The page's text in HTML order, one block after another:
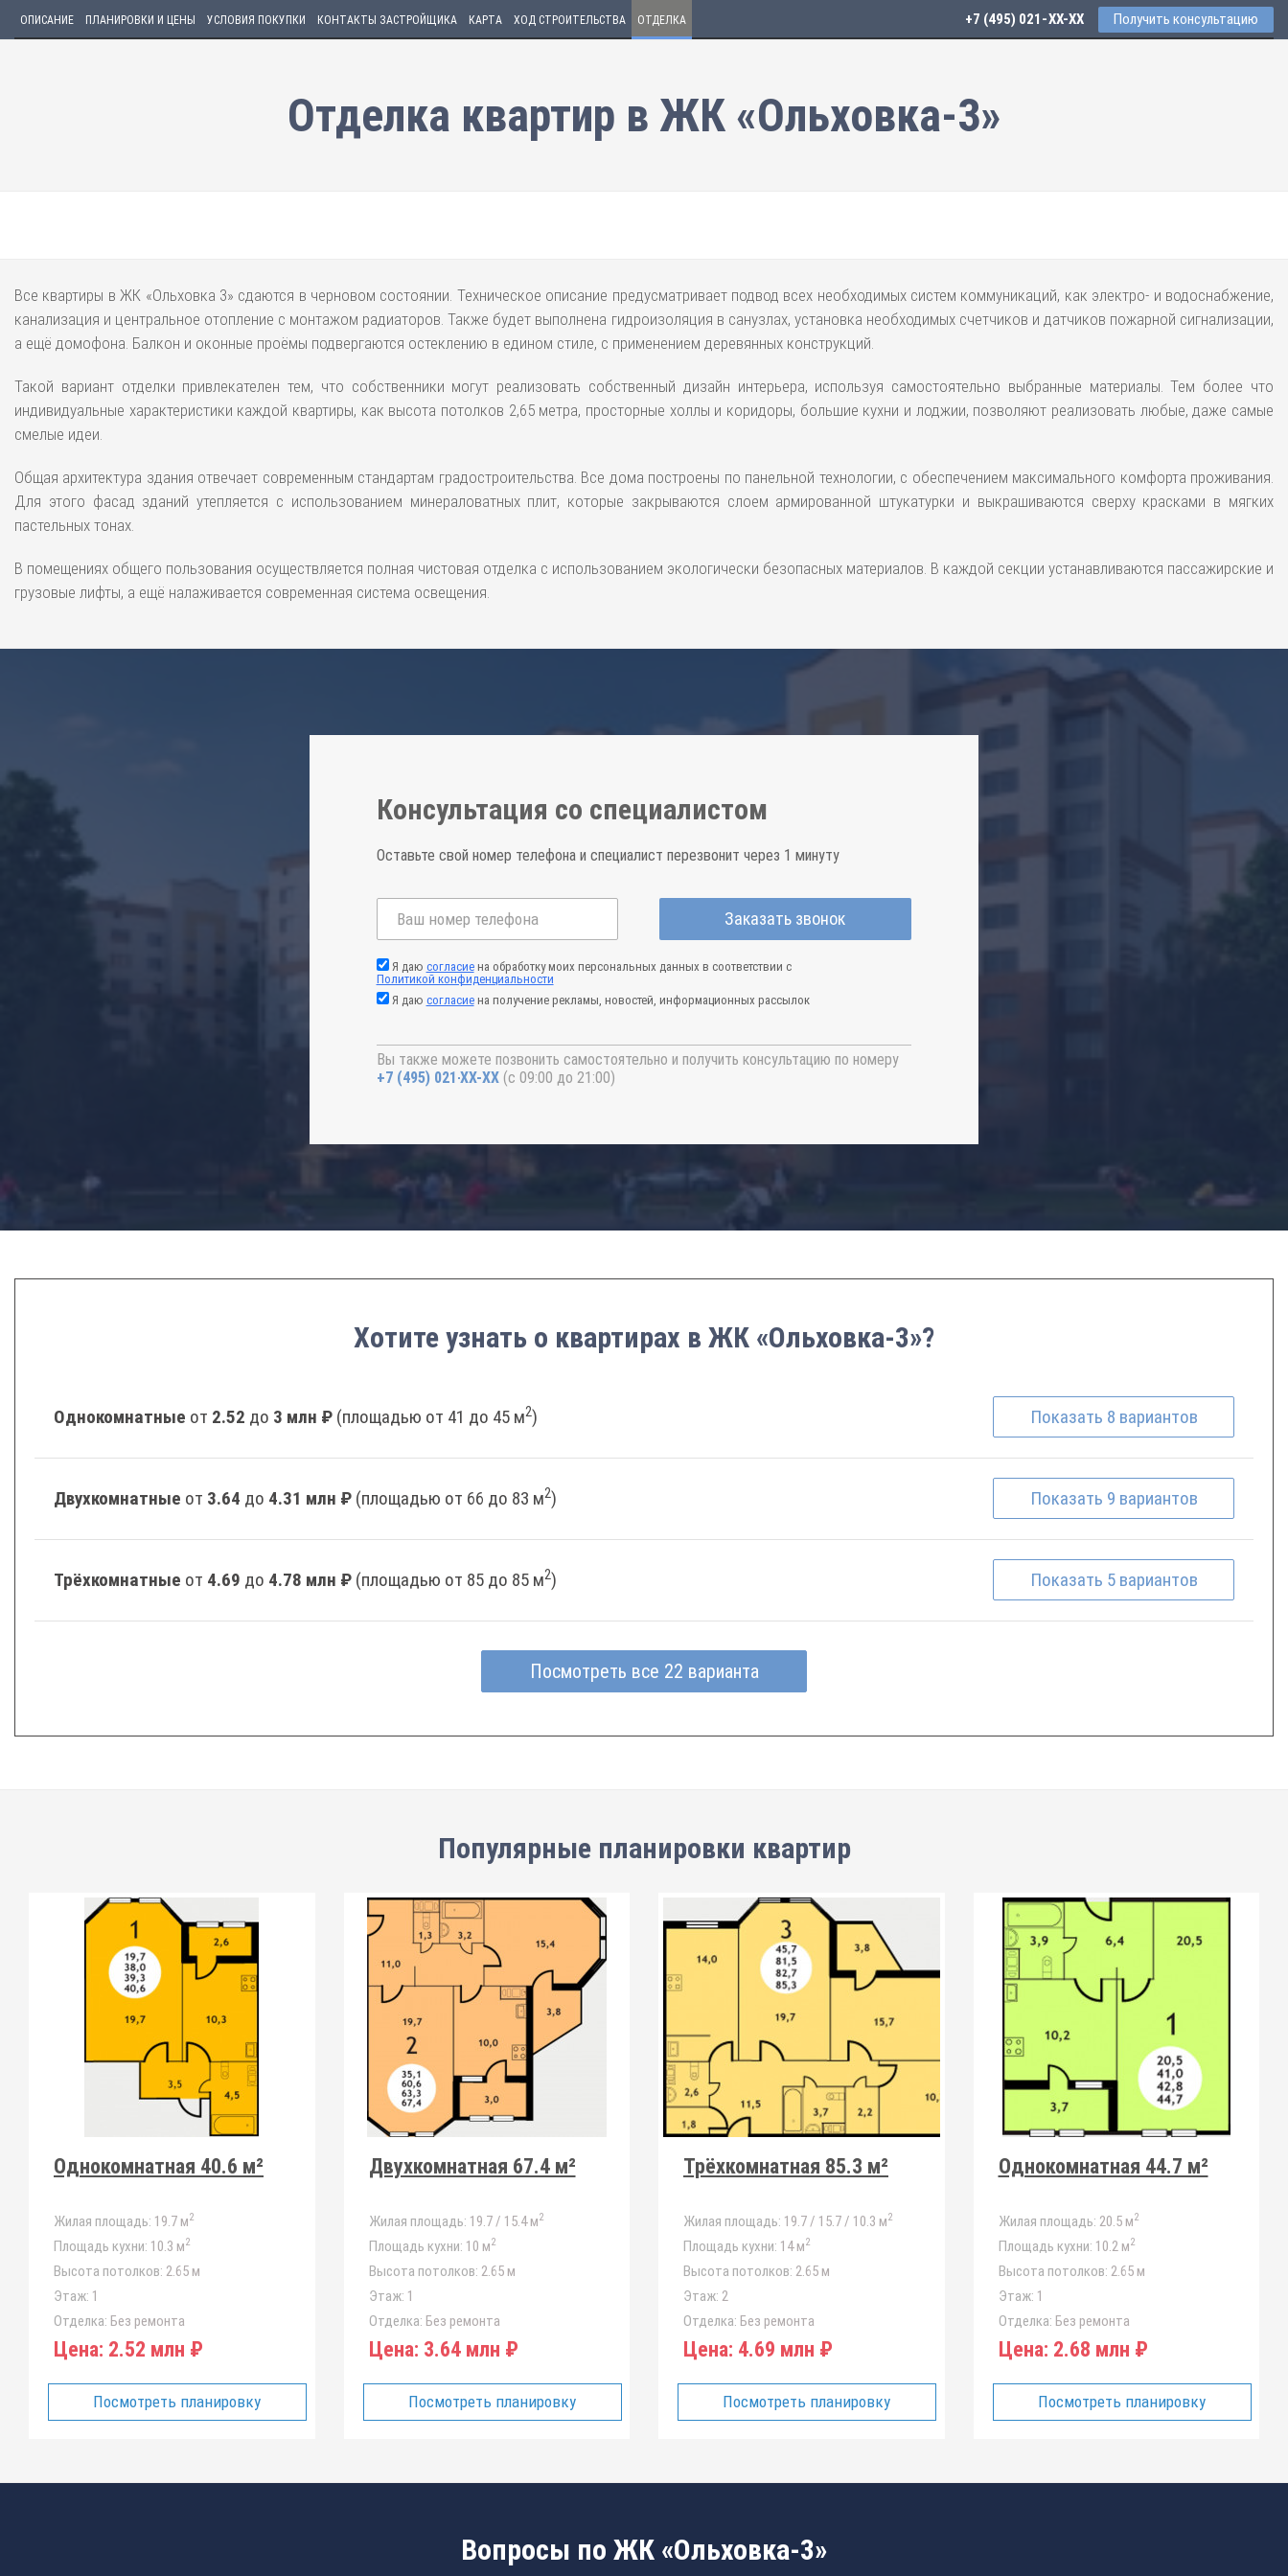
ОПИСАНИЕ ПЛАНИРОВКИ И ЦЕНЫ УСЛОВИЯ ПОКУПКИ КОНТАКТЫ ЗАСТРОЙЩИКА КАРТА ХОД СТРОИТЕЛЬСТВА ОТДЕЛКА +7 (495) 021-41-76 Получить консультацию
Отделка квартир в ЖК «Ольховка-3»
Все квартиры в ЖК «Ольховка 3» сдаются в черновом состоянии. Техническое описание предусматривает подвод всех необходимых систем коммуникаций, как электро- и водоснабжение,
канализация и центральное отопление с монтажом радиаторов. Также будет выполнена гидроизоляция в санузлах, установка необходимых счетчиков и датчиков пожарной сигнализации,
а ещё домофона. Балкон и оконные проёмы подвергаются остеклению в едином стиле, с применением деревянных конструкций.
Такой вариант отделки привлекателен тем, что собственники могут реализовать собственный дизайн интерьера, используя самостоятельно выбранные материалы. Тем более что
индивидуальные характеристики каждой квартиры, как высота потолков 2,65 метра, просторные холлы и коридоры, большие кухни и лоджии, позволяют реализовать любые, даже самые
смелые идеи.
Общая архитектура здания отвечает современным стандартам градостроительства. Все дома построены по панельной технологии, с обеспечением максимального комфорта проживания.
Для этого фасад зданий утепляется с использованием минераловатных плит, которые закрываются слоем армированной штукатурки и выкрашиваются сверху красками в мягких
пастельных тонах.
В помещениях общего пользования осуществляется полная чистовая отделка с использованием экологически безопасных материалов. В каждой секции устанавливаются пассажирские и
грузовые лифты, а ещё налаживается современная система освещения.
Консультация со специалистом
Оставьте свой номер телефона и специалист перезвонит через 1 минуту
Заказать звонок
Я даю согласиена обработку моих персональных данных в соответствии с
Политикой конфиденциальности
Я даю согласиена получение рекламы, новостей, информационных рассылок
Вы также можете позвонить самостоятельно и получить консультацию по номеру
+7 (495) 021-41-76 (с 09:00 до 21:00)
Хотите узнать о квартирах в ЖК «Ольховка-3»?
Однокомнатные от 2.52 до 3 млн ₽ (площадью от 41 до 45 м2) Показать 8 вариантов
Двухкомнатные от 3.64 до 4.31 млн ₽ (площадью от 66 до 83 м2) Показать 9 вариантов
Трёхкомнатные от 4.69 до 4.78 млн ₽ (площадью от 85 до 85 м2) Показать 5 вариантов
Посмотреть все 22 варианта
Популярные планировки квартир
Однокомнатная 40.6 м²
Жилая площадь: 19.7 м2
Площадь кухни: 10.3 м2
Высота потолков: 2.65 м
Этаж: 1
Отделка: Без ремонта
Цена: 2.52 млн ₽
Посмотреть планировку
Двухкомнатная 67.4 м²
Жилая площадь: 19.7 / 15.4 м2
Площадь кухни: 10 м2
Высота потолков: 2.65 м
Этаж: 1
Отделка: Без ремонта
Цена: 3.64 млн ₽
Посмотреть планировку
Трёхкомнатная 85.3 м²
Жилая площадь: 19.7 / 15.7 / 10.3 м2
Площадь кухни: 14 м2
Высота потолков: 2.65 м
Этаж: 2
Отделка: Без ремонта
Цена: 4.69 млн ₽
Посмотреть планировку
Однокомнатная 44.7 м²
Жилая площадь: 20.5 м2
Площадь кухни: 10.2 м2
Высота потолков: 2.65 м
Этаж: 1
Отделка: Без ремонта
Цена: 2.68 млн ₽
Посмотреть планировку
Вопросы по ЖК «Ольховка-3»